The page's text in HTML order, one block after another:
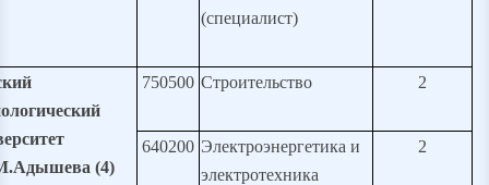
(специалист)
(4)
750500 Строительство 2
640200 Электроэнергетика и
электротехника
2